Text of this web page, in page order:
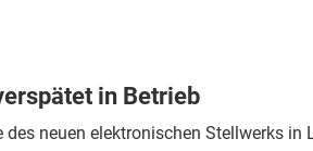
in Betrieb
neuen elektronischen Stellwerks